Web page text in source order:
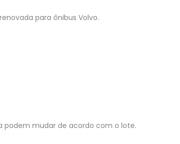
para ônibus Volvo.
mudar de acordo com o lote.